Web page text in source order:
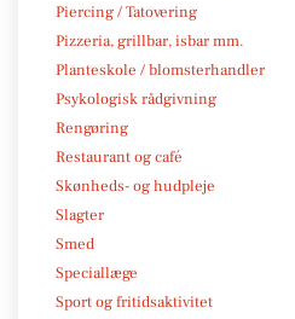
Piercing / Tatovering
Pizzeria, grillbar, isbar mm.
Planteskole / blomsterhandler
Psykologisk rådgivning
Rengøring
Restaurant og café
Skønheds- og hudpleje
Slagter
Smed
Speciallæge
Sport og fritidsaktivitet